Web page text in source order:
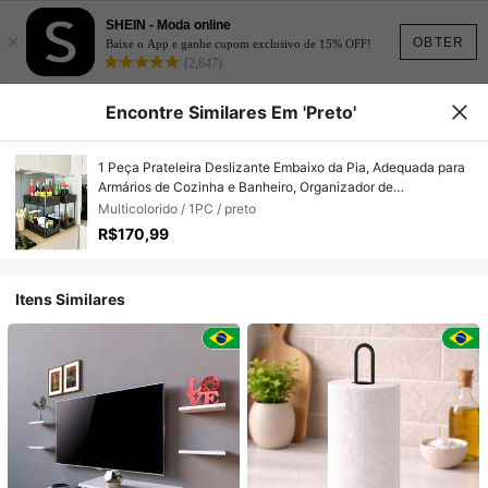
OBTER
×
SHEIN - Moda online
Baixe o App e ganhe cupom exclusivo de 15% OFF!
(2,847)
Encontre Similares Em 'preto'
1 Peça Prateleira Deslizante Embaixo da Pia, Adequada para
Armários de Cozinha e Banheiro, Organizador de
Armazenamento Economizador de Espaço para Lavanderia,
Produtos de Limpeza Doméstica, Artigos de Higiene Pessoal,
Utensílios de Cozinha, Garrafas e Pequenos Itens, Fácil
Multicolorido / 1PC / preto
R$170,99
Itens Similares